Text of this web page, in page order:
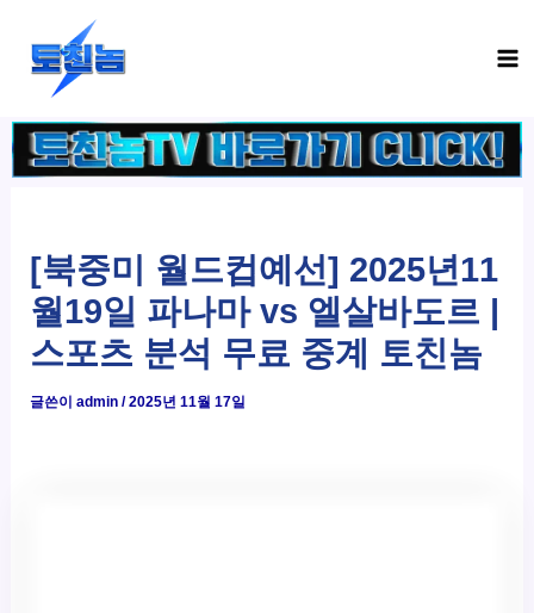
건
너
[북중미 월드컵예선] 2025년11
월19일 파나마 vs 엘살바도르 |
스포츠 분석 무료 중계 토친놈
글쓴이admin/2025년 11월 17일